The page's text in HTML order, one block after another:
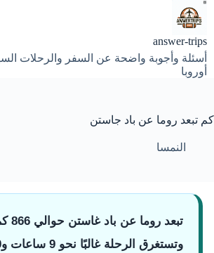
التجاوز
إلى
answer-trips
أسئلة وأجوبة واضحة عن السفر والرحلات
أوروبا
كم تبعد روما عن باد جاستن
النمسا
تبعد